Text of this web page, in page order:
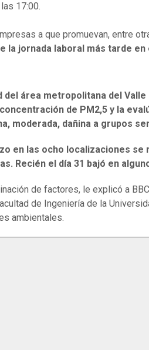
17:00.
a que promuevan, entre
la jornada laboral más tarde en
del área metropolitana del
de PM2,5 y la
moderada, dañina a grupos
en las ocho localizaciones
Recién el día 31 bajó en
de factores, le explicó a
de Ingeniería de la
ambientales.